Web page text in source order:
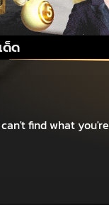
ด็ด
find what you're